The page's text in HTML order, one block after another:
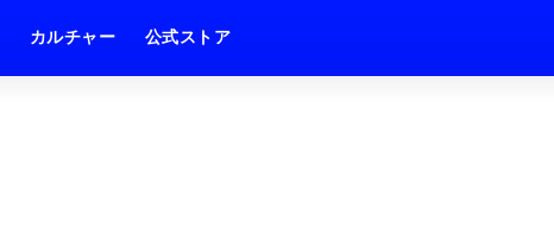
カルチャー 公式ストア